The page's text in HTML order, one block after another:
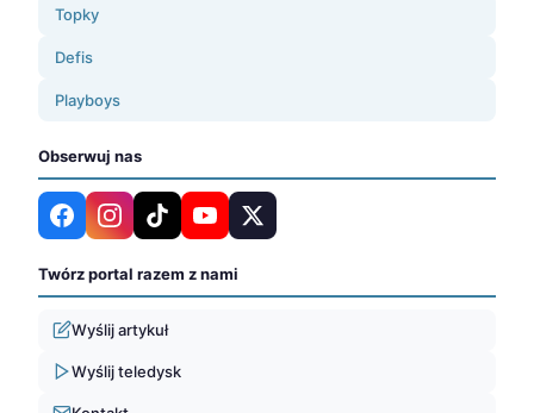
Topky
Defis
Playboys
Obserwuj nas
Twórz portal razem z nami
Wyślij artykuł
Wyślij teledysk